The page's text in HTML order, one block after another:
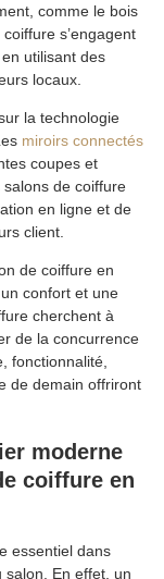
comme le bois
s’engagent
utilisant des
locaux.
la technologie
miroirs connectés
coupes et
de coiffure
en ligne et de
client.
de coiffure en
confort et une
cherchent à
de la concurrence
fonctionnalité,
de demain offriront
moderne
coiffure en
essentiel dans
salon. En effet, un